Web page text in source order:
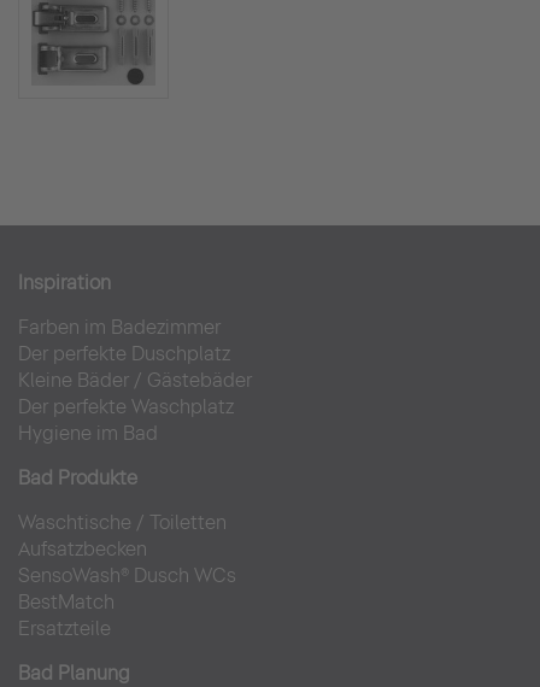
Inspiration
Farben im Badezimmer
Der perfekte Duschplatz
Kleine Bäder / Gästebäder
Der perfekte Waschplatz
Hygiene im Bad
Bad Produkte
Waschtische / Toiletten
Aufsatzbecken
SensoWash® Dusch WCs
BestMatch
Ersatzteile
Bad Planung